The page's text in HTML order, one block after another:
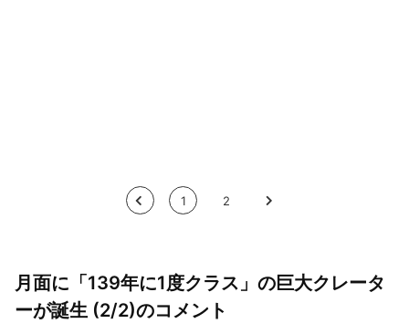
< 1 2 >
月面に「139年に1度クラス」の巨大クレータ
ーが誕生 (2/2)のコメント